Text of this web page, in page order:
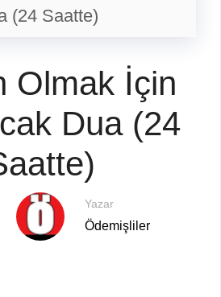
(24 Saatte)
Olmak İçin
Dua (24
Yazar
Ödemişliler